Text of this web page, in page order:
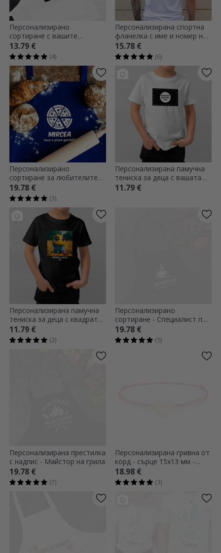
Персонализирано
сортиране с вашите
графики
13.79 €
(4)
Персонализирана спортна
фланелка с име и номер на
гърба - Футболен ентусиаст
15.78 €
(6)
Персонализирано
сортиране за любителите
на пица
19.78 €
(3)
Персонализирана памучна
тениска за деца с вашата
графика на пейзаж
11.79 €
Персонализирана памучна
тениска за деца с квадратна
снимка и текст
11.79 €
(2)
Персонализирано
сортиране - Специалист по
кафе
19.78 €
(5)
Персонализирана престилка
с надпис - Майстор на грила
19.78 €
(7)
Персонализирана гривна от
корд - сърце 15x13 мм -
сребро 925 - Най-добрата
майка
18.98 €
(3)